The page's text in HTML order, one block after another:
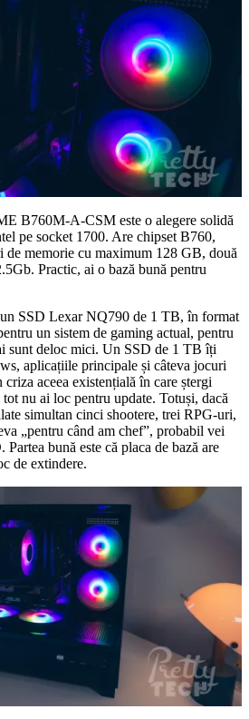
B760M-A-CSM este o alegere solidă
pe socket 1700. Are chipset B760,
memorie cu maximum 128 GB, două
Practic, ai o bază bună pentru
un SSD Lexar NQ790 de 1 TB, în format
un sistem de gaming actual, pentru
sunt deloc mici. Un SSD de 1 TB îți
aplicațiile principale și câteva jocuri
aceea existențială în care ștergi
nu ai loc pentru update. Totuși, dacă
simultan cinci shootere, trei RPG-uri,
„pentru când am chef”, probabil vei
bună este că placa de bază are
de extindere.